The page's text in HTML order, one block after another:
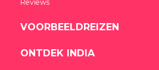
Reviews
VOORBEELDREIZEN
ONTDEK INDIA